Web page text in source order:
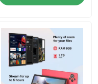
محصولات
فیلم های